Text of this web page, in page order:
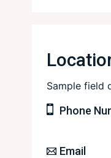
Sample field
Phone
Email